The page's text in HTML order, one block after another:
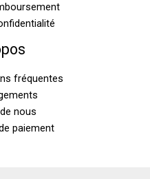
fréquentes
nous
paiement